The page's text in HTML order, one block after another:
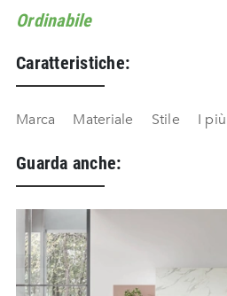
Ordinabile
Caratteristiche:
Marca Materiale Stile I
Guarda anche: